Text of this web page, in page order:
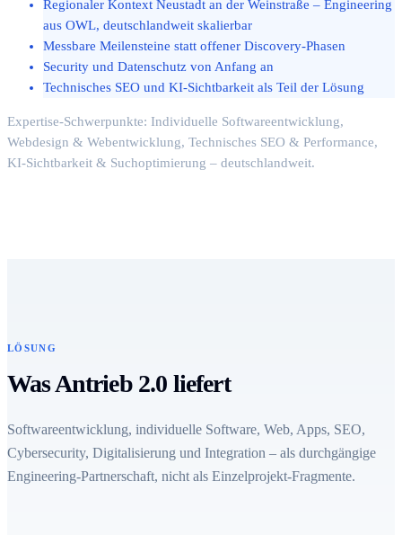
Regionaler Kontext Neustadt an der Weinstraße – Engineering
aus OWL, deutschlandweit skalierbar
Messbare Meilensteine statt offener Discovery-Phasen
Security und Datenschutz von Anfang an
Technisches SEO und KI-Sichtbarkeit als Teil der Lösung
Expertise-Schwerpunkte: Individuelle Softwareentwicklung,
Webdesign & Webentwicklung, Technisches SEO & Performance,
KI-Sichtbarkeit & Suchoptimierung – deutschlandweit.
LÖSUNG
Was Antrieb 2.0 liefert
Softwareentwicklung, individuelle Software, Web, Apps, SEO,
Cybersecurity, Digitalisierung und Integration – als durchgängige
Engineering-Partnerschaft, nicht als Einzelprojekt-Fragmente.